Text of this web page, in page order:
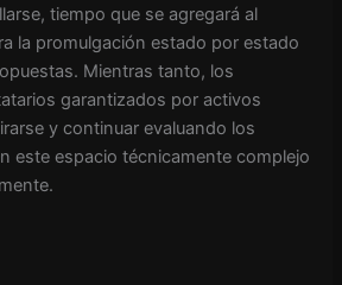
tiempo que se agregará al
la promulgación estado por estado
Mientras tanto, los
garantizados por activos
y continuar evaluando los
este espacio técnicamente complejo